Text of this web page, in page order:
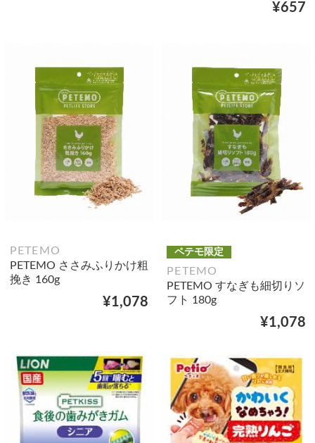
¥657
PETEMO
PETEMO ささみふりかけ粗
挽き 160g
¥1,078
ペテモ限定
PETEMO
PETEMO すなぎも細切りソ
フト 180g
¥1,078